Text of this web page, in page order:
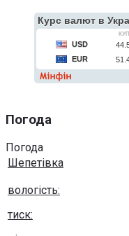
Погода
Погода
Шепетівка
вологість:
тиск: